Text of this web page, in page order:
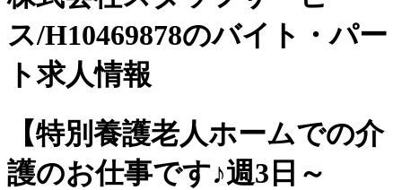
ス/H10469878のバイト・パー
ト求人情報
【特別養護老人ホームでの介
護のお仕事です♪週3日～